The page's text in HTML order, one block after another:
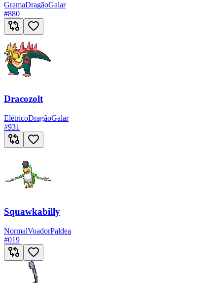
GramaDragãoGalar
#880
Dracozolt
ElétricoDragãoGalar
#931
Squawkabilly
NormalVoadorPaldea
#019